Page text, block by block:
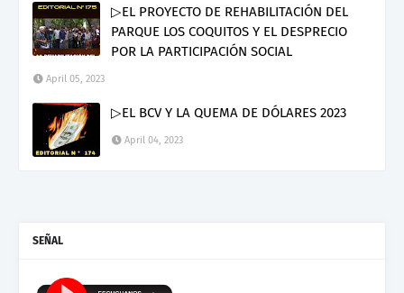
▷EL PROYECTO DE REHABILITACIÓN DEL
PARQUE LOS COQUITOS Y EL DESPRECIO
POR LA PARTICIPACIÓN SOCIAL
April 05, 2023
▷EL BCV Y LA QUEMA DE DÓLARES 2023
April 04, 2023
SEÑAL